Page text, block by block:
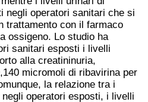
negli operatori sanitari che si
trattamento con il farmaco
ossigeno. Lo studio ha
sanitari esposti i livelli
alla creatininuria,
micromoli di ribavirina per
la relazione tra i
operatori esposti, i livelli